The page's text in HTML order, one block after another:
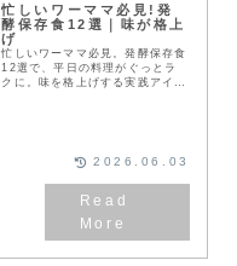
忙しいワーママ必見!発
酵保存食12選｜味が格上
げ
忙しいワーママ必見。発酵保存食
12選で、平日の料理がぐっとラ
クに。味を格上げする実践アイデ
2026.06.03